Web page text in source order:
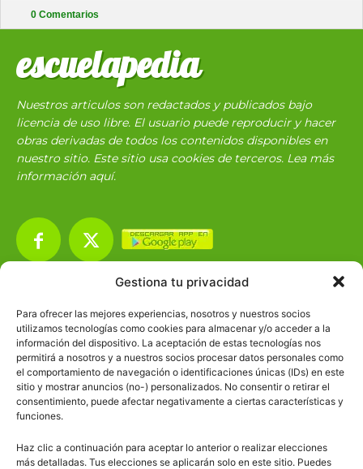
Gestiona tu privacidad
Para ofrecer las mejores experiencias, nosotros y nuestros socios
utilizamos tecnologías como cookies para almacenar y/o acceder a la
información del dispositivo. La aceptación de estas tecnologías nos
permitirá a nosotros y a nuestros socios procesar datos personales como
el comportamiento de navegación o identificaciones únicas (IDs) en este
sitio y mostrar anuncios (no-) personalizados. No consentir o retirar el
consentimiento, puede afectar negativamente a ciertas características y
funciones.
Haz clic a continuación para aceptar lo anterior o realizar elecciones
más detalladas. Tus elecciones se aplicarán solo en este sitio. Puedes
0 Comentarios
escuelapedia
Nuestros articulos son redactados y publicados bajo
licencia de uso libre. El usuario puede reproducir y hacer
obras derivadas de todos los contenidos disponibles en
nuestro sitio. Este sitio usa cookies de terceros. Lea más
información aquí.
Ciencias
2072
Filosofía
Historia
1597
Lengua
211
Varios
1185